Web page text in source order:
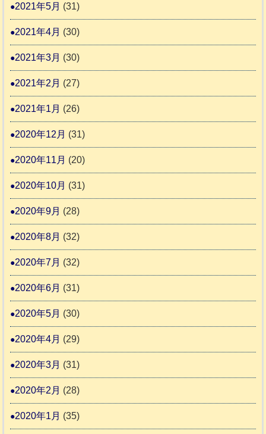
2021年5月 (31)
2021年4月 (30)
2021年3月 (30)
2021年2月 (27)
2021年1月 (26)
2020年12月 (31)
2020年11月 (20)
2020年10月 (31)
2020年9月 (28)
2020年8月 (32)
2020年7月 (32)
2020年6月 (31)
2020年5月 (30)
2020年4月 (29)
2020年3月 (31)
2020年2月 (28)
2020年1月 (35)